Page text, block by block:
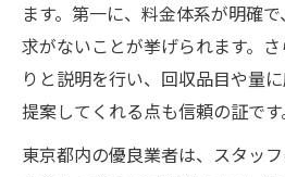
ます。第一に、料金体系が明確
求がないことが挙げられます。
りと説明を行い、回収品目や量
提案してくれる点も信頼の証です
東京都内の優良業者は、スタッ